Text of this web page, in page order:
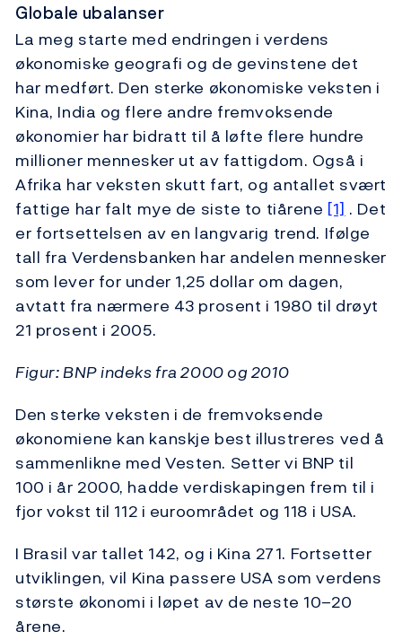
Globale ubalanser
La meg starte med endringen i verdens
økonomiske geografi og de gevinstene det
har medført. Den sterke økonomiske veksten i
Kina, India og flere andre fremvoksende
økonomier har bidratt til å løfte flere hundre
millioner mennesker ut av fattigdom. Også i
Afrika har veksten skutt fart, og antallet svært
fattige har falt mye de siste to tiårene [1]. Det
er fortsettelsen av en langvarig trend. Ifølge
tall fra Verdensbanken har andelen mennesker
som lever for under 1,25 dollar om dagen,
avtatt fra nærmere 43 prosent i 1980 til drøyt
21 prosent i 2005.
Figur: BNP indeks fra 2000 og 2010
Den sterke veksten i de fremvoksende
økonomiene kan kanskje best illustreres ved å
sammenlikne med Vesten. Setter vi BNP til
100 i år 2000, hadde verdiskapingen frem til i
fjor vokst til 112 i euroområdet og 118 i USA.
I Brasil var tallet 142, og i Kina 271. Fortsetter
utviklingen, vil Kina passere USA som verdens
største økonomi i løpet av de neste 10–20
årene.